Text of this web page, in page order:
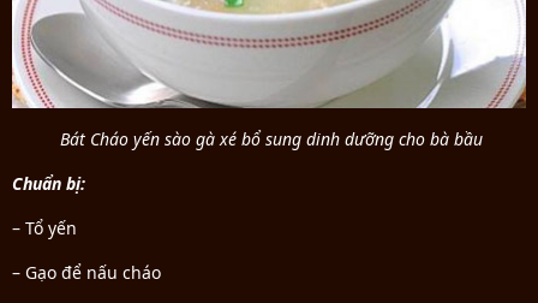
Bát Cháo yến sào gà xé bổ sung dinh dưỡng cho bà bầu
Chuẩn bị:
– Tổ yến
– Gạo để nấu cháo